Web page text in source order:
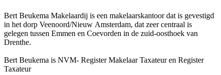
Bert Beukema Makelaardij is een makelaarskantoor dat is gevestigd
in het dorp Veenoord/Nieuw Amsterdam, dat zeer centraal is
gelegen tussen Emmen en Coevorden in de zuid-oosthoek van
Drenthe.
Bert Beukema is NVM- Register Makelaar Taxateur en Register
Taxateur